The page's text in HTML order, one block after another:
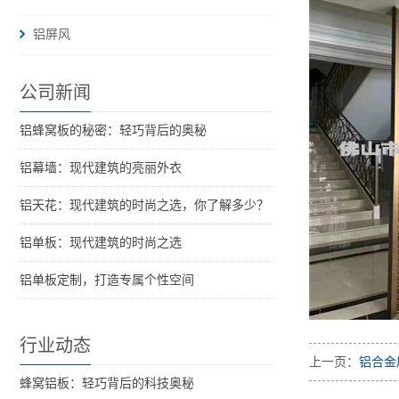
铝屏风
公司新闻
铝蜂窝板的秘密：轻巧背后的奥秘
铝幕墙：现代建筑的亮丽外衣
铝天花：现代建筑的时尚之选，你了解多少？
铝单板：现代建筑的时尚之选
铝单板定制，打造专属个性空间
行业动态
蜂窝铝板：轻巧背后的科技奥秘
上一页： 铝合金